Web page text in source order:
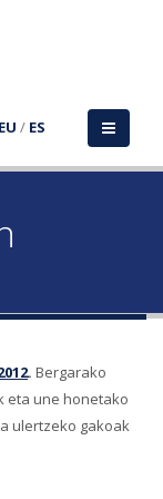
EU / ES
. Bergarako
eta une honetako
ulertzeko gakoak